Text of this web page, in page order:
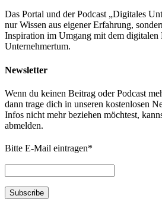
Das Portal und der Podcast „Digitales
nur Wissen aus eigener Erfahrung,
Inspiration im Umgang mit dem digitalen
Unternehmertum.
Newsletter
Wenn du keinen Beitrag oder Podcast
dann trage dich in unseren kostenlosen
Infos nicht mehr beziehen möchtest,
abmelden.
Bitte E-Mail eintragen*